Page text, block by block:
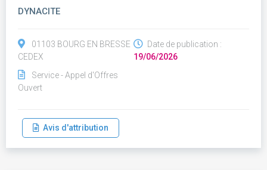
DYNACITE
01103 BOURG EN BRESSE
CEDEX
Service - Appel d'Offres
Ouvert
Date de publication :
19/06/2026
Avis d'attribution